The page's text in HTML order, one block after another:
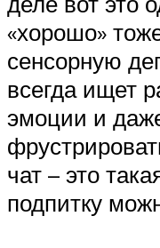
«хорошо»
сенсорную
всегда ищет
эмоции и
чат – это
подпитку